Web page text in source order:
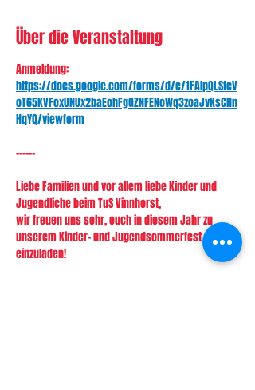
Über die Veranstaltung
Anmeldung:
https://docs.google.com/forms/d/e/1FAIpQLSfcV
oT65KVFoxUNUx2baEohFgGZNFENoWq3zoaJvKsCHn
HqYQ/viewform
------
Liebe Familien und vor allem liebe Kinder und
Jugendliche beim TuS Vinnhorst,
wir freuen uns sehr, euch in diesem Jahr zu
unserem Kinder- und Jugendsommerfest
einzuladen!